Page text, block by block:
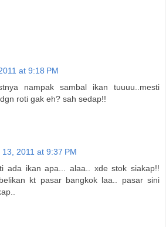
at 9:18 PM
nampak sambal ikan tuuuu..mesti
roti gak eh? sah sedap!!
13, 2011 at 9:37 PM
ada ikan apa... alaa.. xde stok siakap!!
kt pasar bangkok laa.. pasar sini